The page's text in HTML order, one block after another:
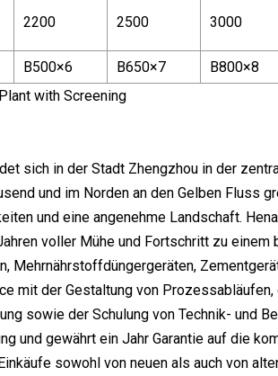
2200 2500 3000
B500×6 B650×7 B800×8
sich in der Stadt Zhengzhou in der
und im Norden an den Gelben Fluss
und eine angenehme Landschaft.
voller Mühe und Fortschritt zu
Mehrnährstoffdüngergeräten,
mit der Gestaltung von
sowie der Schulung von Technik- und
und gewährt ein Jahr Garantie auf die
sowohl von neuen als auch von